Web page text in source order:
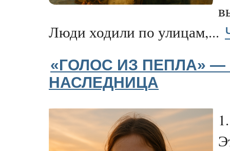
Люди ходили по улицам,...
«ГОЛОС ИЗ ПЕПЛА» —
НАСЛЕДНИЦА